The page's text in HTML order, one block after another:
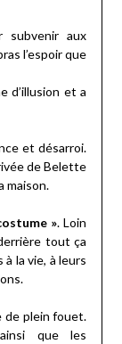
subvenir aux
l’espoir que
d’illusion et a
et désarroi.
de Belette
maison.
». Loin
tout ça
la vie, à leurs
de plein fouet.
que les